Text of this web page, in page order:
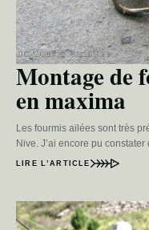
Montage de
en maxima
Les fourmis ailées sont très
Nive. J’ai encore pu
LIRE L’ARTICLE